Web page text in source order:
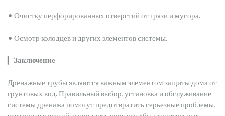
• Очистку перфорированных отверстий от грязи и мусора.
• Осмотр колодцев и других элементов системы.
Заключение
Дренажные трубы являются важным элементом защиты дома от
грунтовых вод. Правильный выбор, установка и обслуживание
системы дренажа помогут предотвратить серьезные проблемы,